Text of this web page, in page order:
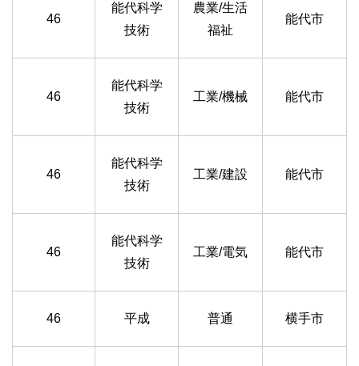
46
能代科学
技術
農業/生活
福祉
能代市
46
能代科学
技術
工業/機械 能代市
46
能代科学
技術
工業/建設 能代市
46
能代科学
技術
工業/電気 能代市
46 平成 普通 横手市